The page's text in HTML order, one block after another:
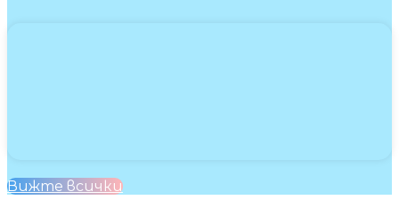
Вижте всички